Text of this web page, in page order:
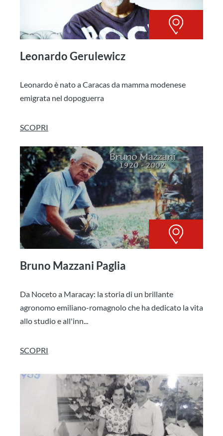
Leonardo Gerulewicz
Leonardo è nato a Caracas da mamma modenese
emigrata nel dopoguerra
SCOPRI
Bruno Mazzani Paglia
Da Noceto a Maracay: la storia di un brillante
agronomo emiliano-romagnolo che ha dedicato la vita
allo studio e all'inn...
SCOPRI